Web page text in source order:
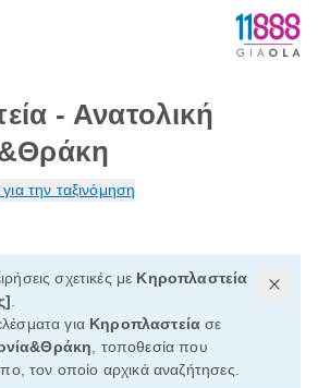
- Ανατολική
την ταξινόμηση
σχετικές με Κηροπλαστεία
για Κηροπλαστεία σε
, τοποθεσία που
τον οποίο αρχικά αναζήτησες.